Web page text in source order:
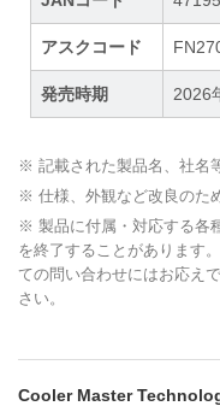
アスクコード
発売時期 2026
※ 記載された製品名、社名
※ 仕様、外観など改良のた
※ 製品に付属・対応する各
を終了することがあります
ての問い合わせにはお応え
さい。
Cooler Master